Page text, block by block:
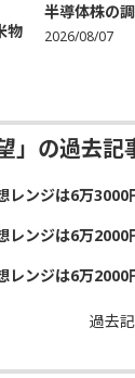
物
半導体株の
2026/08/07
」の過去記
レンジは6万
レンジは6万
レンジは6万
過去